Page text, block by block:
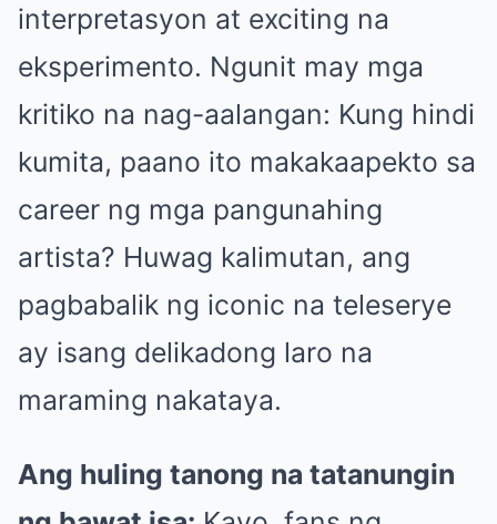
interpretasyon at exciting na
eksperimento. Ngunit may mga
kritiko na nag-aalangan: Kung hindi
kumita, paano ito makakaapekto sa
career ng mga pangunahing
artista? Huwag kalimutan, ang
pagbabalik ng iconic na teleserye
ay isang delikadong laro na
maraming nakataya.
Ang huling tanong na tatanungin